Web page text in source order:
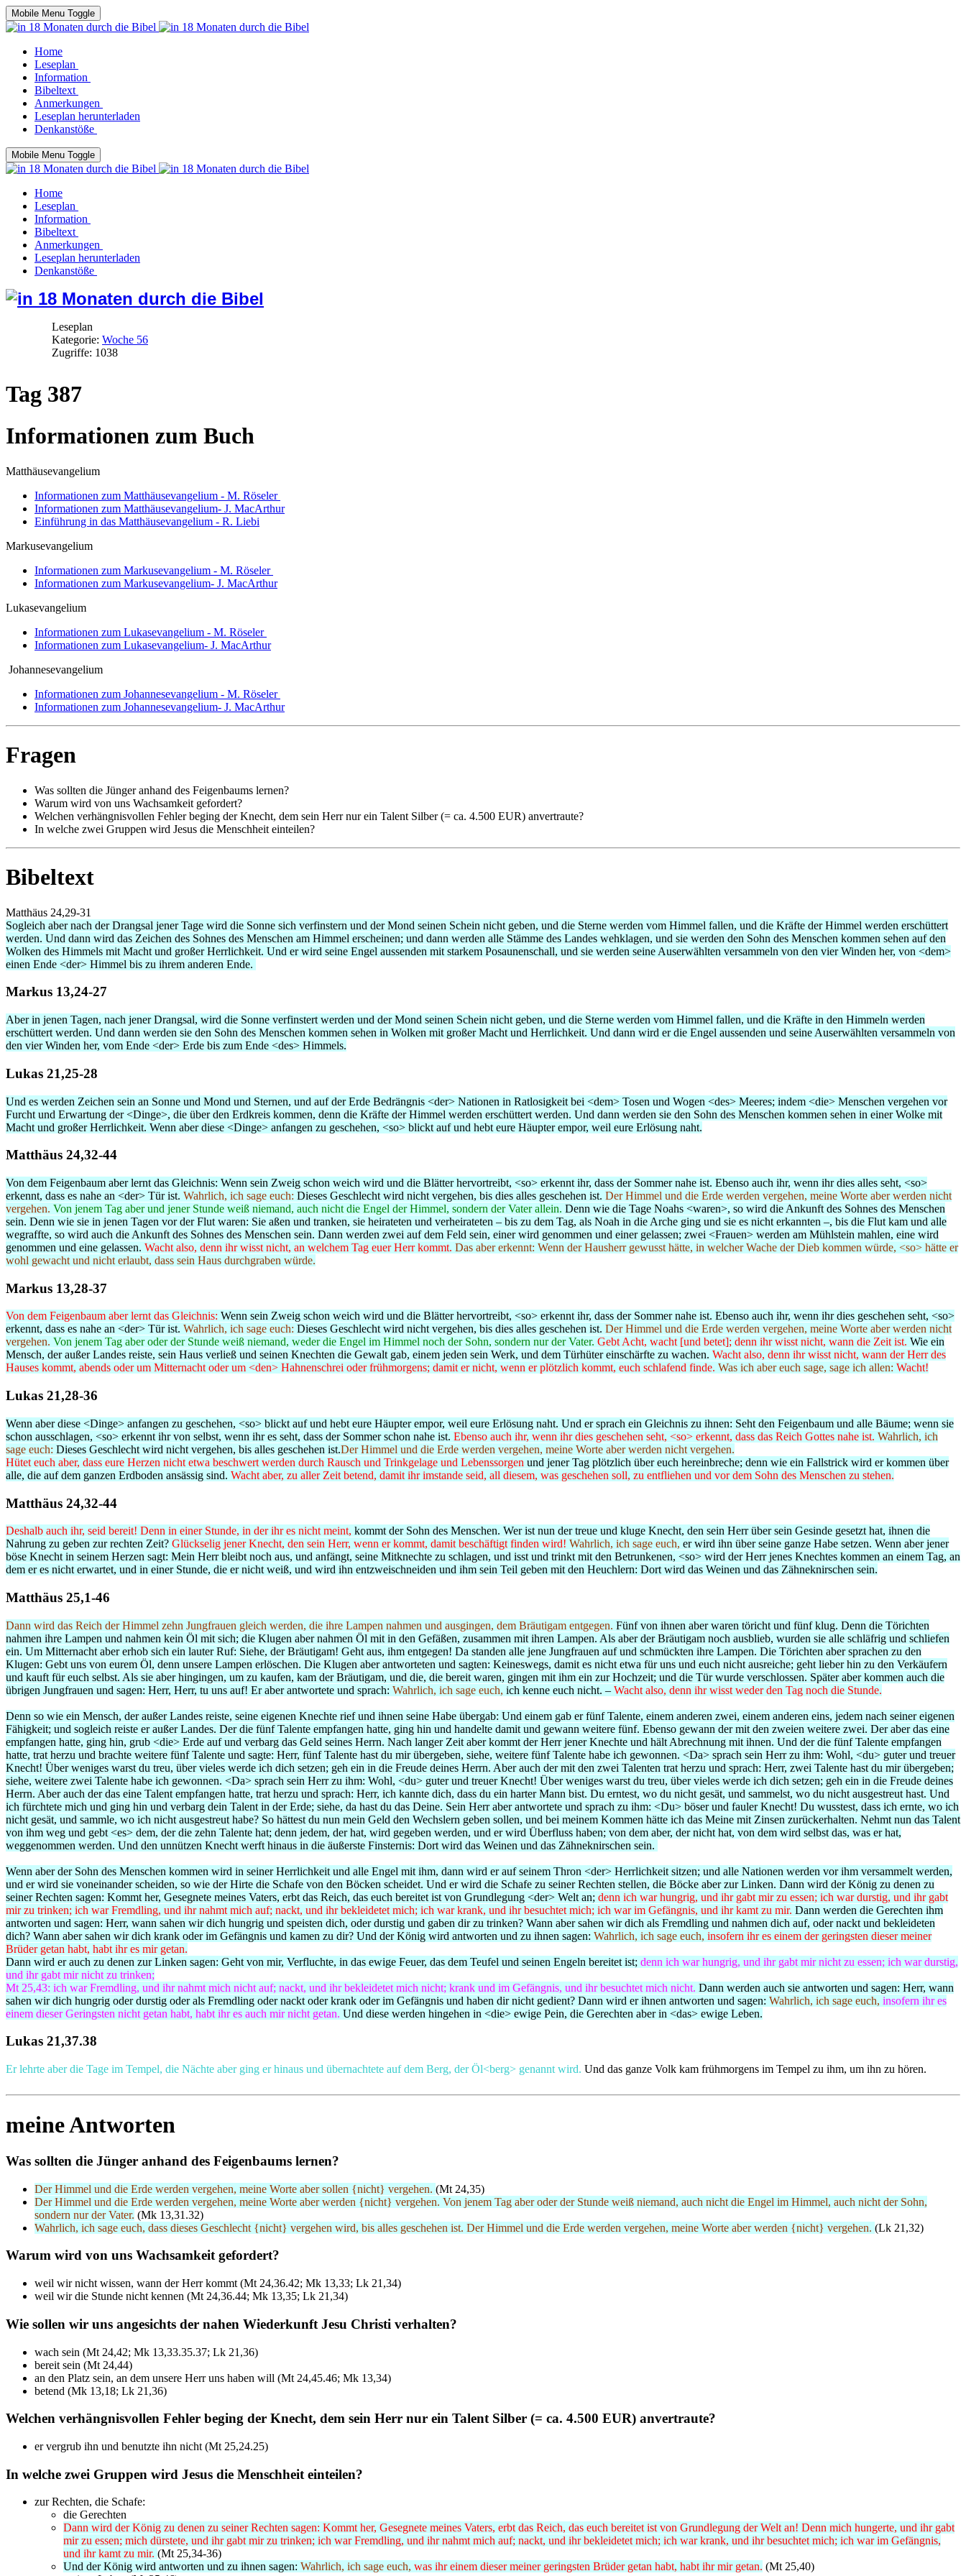
Mobile Menu Toggle
Home
Leseplan
Information
Bibeltext
Anmerkungen
Leseplan herunterladen
Denkanstöße
Mobile Menu Toggle
Home
Leseplan
Information
Bibeltext
Anmerkungen
Leseplan herunterladen
Denkanstöße
Leseplan
Kategorie: Woche 56
Zugriffe: 1038
Tag 387
Informationen zum Buch
Matthäusevangelium
Informationen zum Matthäusevangelium - M. Röseler
Informationen zum Matthäusevangelium- J. MacArthur
Einführung in das Matthäusevangelium - R. Liebi
Markusevangelium
Informationen zum Markusevangelium - M. Röseler
Informationen zum Markusevangelium- J. MacArthur
Lukasevangelium
Informationen zum Lukasevangelium - M. Röseler
Informationen zum Lukasevangelium- J. MacArthur
Johannesevangelium
Informationen zum Johannesevangelium - M. Röseler
Informationen zum Johannesevangelium- J. MacArthur
Fragen
Was sollten die Jünger anhand des Feigenbaums lernen?
Warum wird von uns Wachsamkeit gefordert?
Welchen verhängnisvollen Fehler beging der Knecht, dem sein Herr nur ein Talent Silber (= ca. 4.500 EUR) anvertraute?
In welche zwei Gruppen wird Jesus die Menschheit einteilen?
Bibeltext
Matthäus 24,29-31
Sogleich aber nach der Drangsal jener Tage wird die Sonne sich verfinstern und der Mond seinen Schein nicht geben, und die Sterne werden vom Himmel fallen, und die Kräfte der Himmel werden erschüttert
werden. Und dann wird das Zeichen des Sohnes des Menschen am Himmel erscheinen; und dann werden alle Stämme des Landes wehklagen, und sie werden den Sohn des Menschen kommen sehen auf den
Wolken des Himmels mit Macht und großer Herrlichkeit. Und er wird seine Engel aussenden mit starkem Posaunenschall, und sie werden seine Auserwählten versammeln von den vier Winden her, von <dem>
einen Ende <der> Himmel bis zu ihrem anderen Ende.
Markus 13,24-27
Aber in jenen Tagen, nach jener Drangsal, wird die Sonne verfinstert werden und der Mond seinen Schein nicht geben, und die Sterne werden vom Himmel fallen, und die Kräfte in den Himmeln werden
erschüttert werden. Und dann werden sie den Sohn des Menschen kommen sehen in Wolken mit großer Macht und Herrlichkeit. Und dann wird er die Engel aussenden und seine Auserwählten versammeln von
den vier Winden her, vom Ende <der> Erde bis zum Ende <des> Himmels.
Lukas 21,25-28
Und es werden Zeichen sein an Sonne und Mond und Sternen, und auf der Erde Bedrängnis <der> Nationen in Ratlosigkeit bei <dem> Tosen und Wogen <des> Meeres; indem <die> Menschen vergehen vor
Furcht und Erwartung der <Dinge>, die über den Erdkreis kommen, denn die Kräfte der Himmel werden erschüttert werden. Und dann werden sie den Sohn des Menschen kommen sehen in einer Wolke mit
Macht und großer Herrlichkeit. Wenn aber diese <Dinge> anfangen zu geschehen, <so> blickt auf und hebt eure Häupter empor, weil eure Erlösung naht.
Matthäus 24,32-44
Von dem Feigenbaum aber lernt das Gleichnis: Wenn sein Zweig schon weich wird und die Blätter hervortreibt, <so> erkennt ihr, dass der Sommer nahe ist. Ebenso auch ihr, wenn ihr dies alles seht, <so>
erkennt, dass es nahe an <der> Tür ist. Wahrlich, ich sage euch: Dieses Geschlecht wird nicht vergehen, bis dies alles geschehen ist. Der Himmel und die Erde werden vergehen, meine Worte aber werden nicht
vergehen. Von jenem Tag aber und jener Stunde weiß niemand, auch nicht die Engel der Himmel, sondern der Vater allein. Denn wie die Tage Noahs <waren>, so wird die Ankunft des Sohnes des Menschen
sein. Denn wie sie in jenen Tagen vor der Flut waren: Sie aßen und tranken, sie heirateten und verheirateten – bis zu dem Tag, als Noah in die Arche ging und sie es nicht erkannten –, bis die Flut kam und alle
wegraffte, so wird auch die Ankunft des Sohnes des Menschen sein. Dann werden zwei auf dem Feld sein, einer wird genommen und einer gelassen; zwei <Frauen> werden am Mühlstein mahlen, eine wird
genommen und eine gelassen. Wacht also, denn ihr wisst nicht, an welchem Tag euer Herr kommt. Das aber erkennt: Wenn der Hausherr gewusst hätte, in welcher Wache der Dieb kommen würde, <so> hätte er
wohl gewacht und nicht erlaubt, dass sein Haus durchgraben würde.
Markus 13,28-37
Von dem Feigenbaum aber lernt das Gleichnis: Wenn sein Zweig schon weich wird und die Blätter hervortreibt, <so> erkennt ihr, dass der Sommer nahe ist. Ebenso auch ihr, wenn ihr dies geschehen seht, <so>
erkennt, dass es nahe an <der> Tür ist. Wahrlich, ich sage euch: Dieses Geschlecht wird nicht vergehen, bis dies alles geschehen ist. Der Himmel und die Erde werden vergehen, meine Worte aber werden nicht
vergehen. Von jenem Tag aber oder der Stunde weiß niemand, weder die Engel im Himmel noch der Sohn, sondern nur der Vater. Gebt Acht, wacht [und betet]; denn ihr wisst nicht, wann die Zeit ist. Wie ein
Mensch, der außer Landes reiste, sein Haus verließ und seinen Knechten die Gewalt gab, einem jeden sein Werk, und dem Türhüter einschärfte zu wachen. Wacht also, denn ihr wisst nicht, wann der Herr des
Hauses kommt, abends oder um Mitternacht oder um <den> Hahnenschrei oder frühmorgens; damit er nicht, wenn er plötzlich kommt, euch schlafend finde. Was ich aber euch sage, sage ich allen: Wacht!
Lukas 21,28-36
Wenn aber diese <Dinge> anfangen zu geschehen, <so> blickt auf und hebt eure Häupter empor, weil eure Erlösung naht. Und er sprach ein Gleichnis zu ihnen: Seht den Feigenbaum und alle Bäume; wenn sie
schon ausschlagen, <so> erkennt ihr von selbst, wenn ihr es seht, dass der Sommer schon nahe ist. Ebenso auch ihr, wenn ihr dies geschehen seht, <so> erkennt, dass das Reich Gottes nahe ist. Wahrlich, ich
sage euch: Dieses Geschlecht wird nicht vergehen, bis alles geschehen ist.Der Himmel und die Erde werden vergehen, meine Worte aber werden nicht vergehen.
Hütet euch aber, dass eure Herzen nicht etwa beschwert werden durch Rausch und Trinkgelage und Lebenssorgen und jener Tag plötzlich über euch hereinbreche; denn wie ein Fallstrick wird er kommen über
alle, die auf dem ganzen Erdboden ansässig sind. Wacht aber, zu aller Zeit betend, damit ihr imstande seid, all diesem, was geschehen soll, zu entfliehen und vor dem Sohn des Menschen zu stehen.
Matthäus 24,32-44
Deshalb auch ihr, seid bereit! Denn in einer Stunde, in der ihr es nicht meint, kommt der Sohn des Menschen. Wer ist nun der treue und kluge Knecht, den sein Herr über sein Gesinde gesetzt hat, ihnen die
Nahrung zu geben zur rechten Zeit? Glückselig jener Knecht, den sein Herr, wenn er kommt, damit beschäftigt finden wird! Wahrlich, ich sage euch, er wird ihn über seine ganze Habe setzen. Wenn aber jener
böse Knecht in seinem Herzen sagt: Mein Herr bleibt noch aus, und anfängt, seine Mitknechte zu schlagen, und isst und trinkt mit den Betrunkenen, <so> wird der Herr jenes Knechtes kommen an einem Tag, an
dem er es nicht erwartet, und in einer Stunde, die er nicht weiß, und wird ihn entzweischneiden und ihm sein Teil geben mit den Heuchlern: Dort wird das Weinen und das Zähneknirschen sein.
Matthäus 25,1-46
Dann wird das Reich der Himmel zehn Jungfrauen gleich werden, die ihre Lampen nahmen und ausgingen, dem Bräutigam entgegen. Fünf von ihnen aber waren töricht und fünf klug. Denn die Törichten
nahmen ihre Lampen und nahmen kein Öl mit sich; die Klugen aber nahmen Öl mit in den Gefäßen, zusammen mit ihren Lampen. Als aber der Bräutigam noch ausblieb, wurden sie alle schläfrig und schliefen
ein. Um Mitternacht aber erhob sich ein lauter Ruf: Siehe, der Bräutigam! Geht aus, ihm entgegen! Da standen alle jene Jungfrauen auf und schmückten ihre Lampen. Die Törichten aber sprachen zu den
Klugen: Gebt uns von eurem Öl, denn unsere Lampen erlöschen. Die Klugen aber antworteten und sagten: Keineswegs, damit es nicht etwa für uns und euch nicht ausreiche; geht lieber hin zu den Verkäufern
und kauft für euch selbst. Als sie aber hingingen, um zu kaufen, kam der Bräutigam, und die, die bereit waren, gingen mit ihm ein zur Hochzeit; und die Tür wurde verschlossen. Später aber kommen auch die
übrigen Jungfrauen und sagen: Herr, Herr, tu uns auf! Er aber antwortete und sprach: Wahrlich, ich sage euch, ich kenne euch nicht. – Wacht also, denn ihr wisst weder den Tag noch die Stunde.
Denn so wie ein Mensch, der außer Landes reiste, seine eigenen Knechte rief und ihnen seine Habe übergab: Und einem gab er fünf Talente, einem anderen zwei, einem anderen eins, jedem nach seiner eigenen
Fähigkeit; und sogleich reiste er außer Landes. Der die fünf Talente empfangen hatte, ging hin und handelte damit und gewann weitere fünf. Ebenso gewann der mit den zweien weitere zwei. Der aber das eine
empfangen hatte, ging hin, grub <die> Erde auf und verbarg das Geld seines Herrn. Nach langer Zeit aber kommt der Herr jener Knechte und hält Abrechnung mit ihnen. Und der die fünf Talente empfangen
hatte, trat herzu und brachte weitere fünf Talente und sagte: Herr, fünf Talente hast du mir übergeben, siehe, weitere fünf Talente habe ich gewonnen. <Da> sprach sein Herr zu ihm: Wohl, <du> guter und treuer
Knecht! Über weniges warst du treu, über vieles werde ich dich setzen; geh ein in die Freude deines Herrn. Aber auch der mit den zwei Talenten trat herzu und sprach: Herr, zwei Talente hast du mir übergeben;
siehe, weitere zwei Talente habe ich gewonnen. <Da> sprach sein Herr zu ihm: Wohl, <du> guter und treuer Knecht! Über weniges warst du treu, über vieles werde ich dich setzen; geh ein in die Freude deines
Herrn. Aber auch der das eine Talent empfangen hatte, trat herzu und sprach: Herr, ich kannte dich, dass du ein harter Mann bist. Du erntest, wo du nicht gesät, und sammelst, wo du nicht ausgestreut hast. Und
ich fürchtete mich und ging hin und verbarg dein Talent in der Erde; siehe, da hast du das Deine. Sein Herr aber antwortete und sprach zu ihm: <Du> böser und fauler Knecht! Du wusstest, dass ich ernte, wo ich
nicht gesät, und sammle, wo ich nicht ausgestreut habe? So hättest du nun mein Geld den Wechslern geben sollen, und bei meinem Kommen hätte ich das Meine mit Zinsen zurückerhalten. Nehmt nun das Talent
von ihm weg und gebt <es> dem, der die zehn Talente hat; denn jedem, der hat, wird gegeben werden, und er wird Überfluss haben; von dem aber, der nicht hat, von dem wird selbst das, was er hat,
weggenommen werden. Und den unnützen Knecht werft hinaus in die äußerste Finsternis: Dort wird das Weinen und das Zähneknirschen sein.
Wenn aber der Sohn des Menschen kommen wird in seiner Herrlichkeit und alle Engel mit ihm, dann wird er auf seinem Thron <der> Herrlichkeit sitzen; und alle Nationen werden vor ihm versammelt werden,
und er wird sie voneinander scheiden, so wie der Hirte die Schafe von den Böcken scheidet. Und er wird die Schafe zu seiner Rechten stellen, die Böcke aber zur Linken. Dann wird der König zu denen zu
seiner Rechten sagen: Kommt her, Gesegnete meines Vaters, erbt das Reich, das euch bereitet ist von Grundlegung <der> Welt an; denn ich war hungrig, und ihr gabt mir zu essen; ich war durstig, und ihr gabt
mir zu trinken; ich war Fremdling, und ihr nahmt mich auf; nackt, und ihr bekleidetet mich; ich war krank, und ihr besuchtet mich; ich war im Gefängnis, und ihr kamt zu mir. Dann werden die Gerechten ihm
antworten und sagen: Herr, wann sahen wir dich hungrig und speisten dich, oder durstig und gaben dir zu trinken? Wann aber sahen wir dich als Fremdling und nahmen dich auf, oder nackt und bekleideten
dich? Wann aber sahen wir dich krank oder im Gefängnis und kamen zu dir? Und der König wird antworten und zu ihnen sagen: Wahrlich, ich sage euch, insofern ihr es einem der geringsten dieser meiner
Brüder getan habt, habt ihr es mir getan.
Dann wird er auch zu denen zur Linken sagen: Geht von mir, Verfluchte, in das ewige Feuer, das dem Teufel und seinen Engeln bereitet ist; denn ich war hungrig, und ihr gabt mir nicht zu essen; ich war durstig,
und ihr gabt mir nicht zu trinken;
Mt 25,43: ich war Fremdling, und ihr nahmt mich nicht auf; nackt, und ihr bekleidetet mich nicht; krank und im Gefängnis, und ihr besuchtet mich nicht. Dann werden auch sie antworten und sagen: Herr, wann
sahen wir dich hungrig oder durstig oder als Fremdling oder nackt oder krank oder im Gefängnis und haben dir nicht gedient? Dann wird er ihnen antworten und sagen: Wahrlich, ich sage euch, insofern ihr es
einem dieser Geringsten nicht getan habt, habt ihr es auch mir nicht getan. Und diese werden hingehen in <die> ewige Pein, die Gerechten aber in <das> ewige Leben.
Lukas 21,37.38
Er lehrte aber die Tage im Tempel, die Nächte aber ging er hinaus und übernachtete auf dem Berg, der Öl<berg> genannt wird. Und das ganze Volk kam frühmorgens im Tempel zu ihm, um ihn zu hören.
meine Antworten
Was sollten die Jünger anhand des Feigenbaums lernen?
Der Himmel und die Erde werden vergehen, meine Worte aber sollen {nicht} vergehen. (Mt 24,35)
Der Himmel und die Erde werden vergehen, meine Worte aber werden {nicht} vergehen. Von jenem Tag aber oder der Stunde weiß niemand, auch nicht die Engel im Himmel, auch nicht der Sohn,
sondern nur der Vater. (Mk 13,31.32)
Wahrlich, ich sage euch, dass dieses Geschlecht {nicht} vergehen wird, bis alles geschehen ist. Der Himmel und die Erde werden vergehen, meine Worte aber werden {nicht} vergehen. (Lk 21,32)
Warum wird von uns Wachsamkeit gefordert?
weil wir nicht wissen, wann der Herr kommt (Mt 24,36.42; Mk 13,33; Lk 21,34)
weil wir die Stunde nicht kennen (Mt 24,36.44; Mk 13,35; Lk 21,34)
Wie sollen wir uns angesichts der nahen Wiederkunft Jesu Christi verhalten?
wach sein (Mt 24,42; Mk 13,33.35.37; Lk 21,36)
bereit sein (Mt 24,44)
an den Platz sein, an dem unsere Herr uns haben will (Mt 24,45.46; Mk 13,34)
betend (Mk 13,18; Lk 21,36)
Welchen verhängnisvollen Fehler beging der Knecht, dem sein Herr nur ein Talent Silber (= ca. 4.500 EUR) anvertraute?
er vergrub ihn und benutzte ihn nicht (Mt 25,24.25)
In welche zwei Gruppen wird Jesus die Menschheit einteilen?
zur Rechten, die Schafe:
die Gerechten
Dann wird der König zu denen zu seiner Rechten sagen: Kommt her, Gesegnete meines Vaters, erbt das Reich, das euch bereitet ist von Grundlegung der Welt an! Denn mich hungerte, und ihr gabt
mir zu essen; mich dürstete, und ihr gabt mir zu trinken; ich war Fremdling, und ihr nahmt mich auf; nackt, und ihr bekleidetet mich; ich war krank, und ihr besuchtet mich; ich war im Gefängnis,
und ihr kamt zu mir. (Mt 25,34-36)
Und der König wird antworten und zu ihnen sagen: Wahrlich, ich sage euch, was ihr einem dieser meiner geringsten Brüder getan habt, habt ihr mir getan. (Mt 25,40)